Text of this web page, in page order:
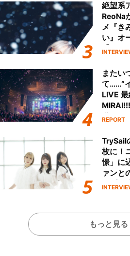
絶望系
ReoNa
メ『き
い』オ
「
またい
て……“
LIVE
動を経
REPORT
TrySail
枚に！
憬」に
ァンと
イブを
もっと見る